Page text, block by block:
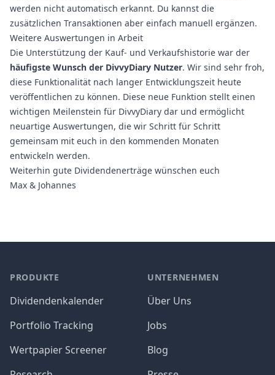
werden nicht automatisch erkannt. Du kannst die
zusätzlichen Transaktionen aber einfach manuell ergänzen.
Weitere Auswertungen in Arbeit
Die Unterstützung der Kauf- und Verkaufshistorie war der
häufigste Wunsch der DivvyDiary Nutzer. Wir sind sehr froh,
diese Funktionalität nach langer Entwicklungszeit heute
veröffentlichen zu können. Diese neue Funktion stellt einen
wichtigen Meilenstein für DivvyDiary dar und ermöglicht
neuartige Auswertungen, die wir Schritt für Schritt
gemeinsam mit euch in den kommenden Monaten
entwickeln werden.
Weiterhin gute Dividendenerträge wünschen euch
Max & Johannes
PRODUKTE
Dividendenkalender
Portfolio Tracking
Wertpapier Screener
UNTERNEHMEN
Über Uns
Jobs
Blog